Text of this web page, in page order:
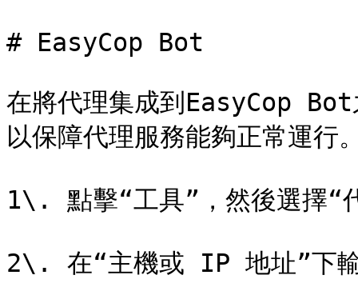
# EasyCop Bot
在將代理集成到EasyCop Bot
以保障代理服務能夠正常運行
1\. 點擊“工具”，然後選擇“
2\. 在“主機或 IP 地址”下輸